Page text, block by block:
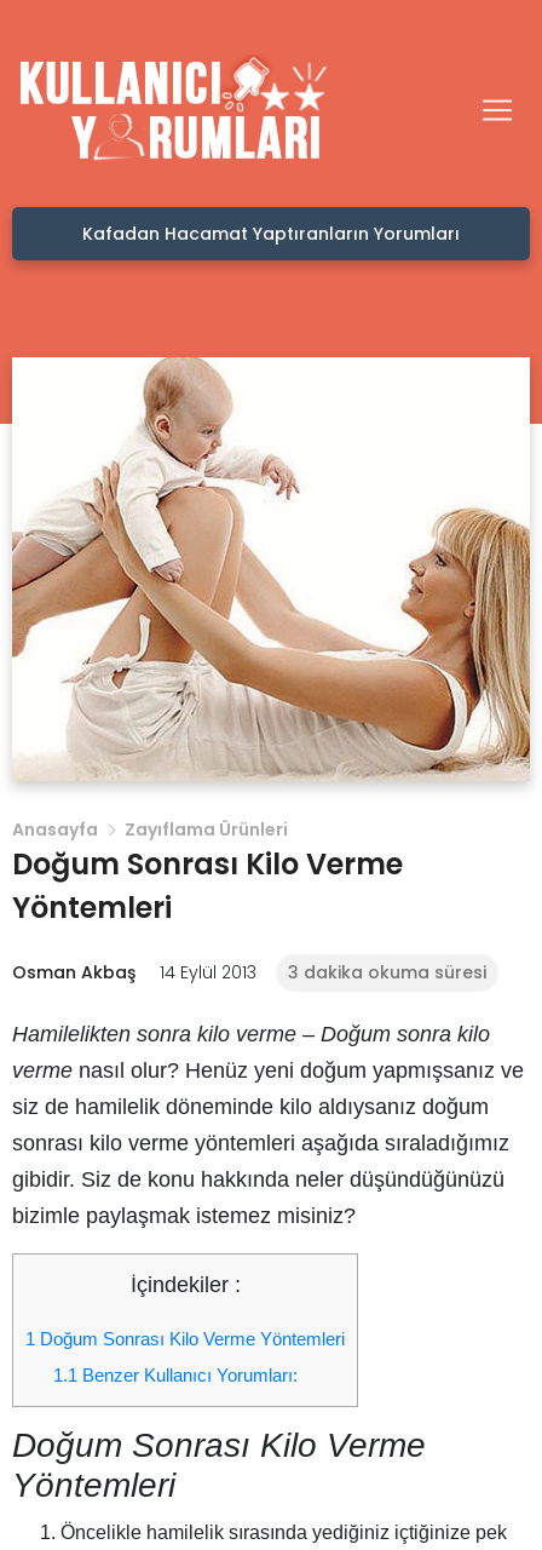
Kafadan Hacamat Yaptıranların Yorumları
Anasayfa Zayıflama Ürünleri
Doğum Sonrası Kilo Verme
Yöntemleri
Osman Akbaş 14 Eylül 2013 3 dakika okuma süresi
Hamilelikten sonra kilo verme – Doğum sonra kilo
verme nasıl olur? Henüz yeni doğum yapmışsanız ve
siz de hamilelik döneminde kilo aldıysanız doğum
sonrası kilo verme yöntemleri aşağıda sıraladığımız
gibidir. Siz de konu hakkında neler düşündüğünüzü
bizimle paylaşmak istemez misiniz?
İçindekiler :
1 Doğum Sonrası Kilo Verme Yöntemleri
1.1 Benzer Kullanıcı Yorumları:
Doğum Sonrası Kilo Verme
Yöntemleri
Öncelikle hamilelik sırasında yediğiniz içtiğinize pek